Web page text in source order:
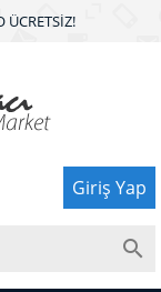
ÜCRETSIZ!
Giriş Yap
